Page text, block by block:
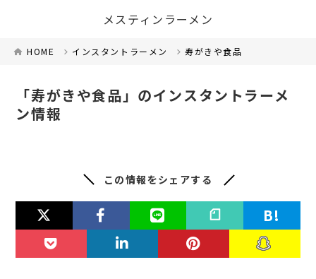
メスティンラーメン
HOME インスタントラーメン 寿がきや食品
「寿がきや食品」のインスタントラーメ
ン情報
この情報をシェアする